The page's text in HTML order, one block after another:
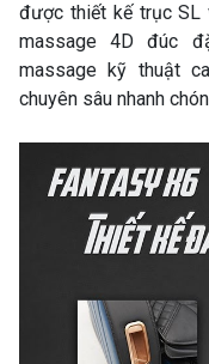
được thiết kế trục
massage 4D đúc
massage kỹ thuật
chuyên sâu nhanh